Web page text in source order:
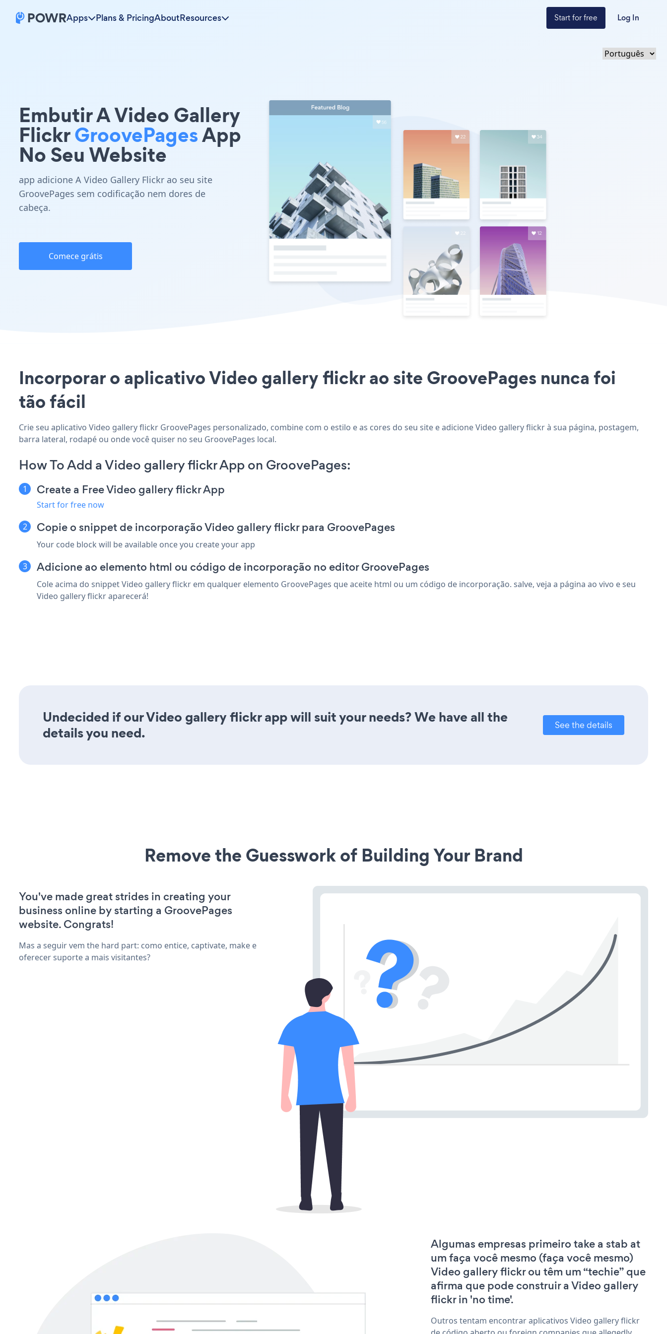
Apps Plans & PricingAboutResources Start for free Log In
Embutir A Video Gallery
FlickrGroovePagesApp
No Seu Website
app adicione A Video Gallery Flickr ao seu site
GroovePages sem codificação nem dores de
cabeça.
Comece grátis
Incorporar o aplicativo Video gallery flickr ao site GroovePages nunca foi
tão fácil
Crie seu aplicativo Video gallery flickr GroovePages personalizado, combine com o estilo e as cores do seu site e adicione Video gallery flickr à sua página, postagem,
barra lateral, rodapé ou onde você quiser no seu GroovePages local.
How To Add a Video gallery flickr App on GroovePages:
Create a Free Video gallery flickr App
Start for free now
Copie o snippet de incorporação Video gallery flickr para GroovePages
Your code block will be available once you create your app
Adicione ao elemento html ou código de incorporação no editor GroovePages
Cole acima do snippet Video gallery flickr em qualquer elemento GroovePages que aceite html ou um código de incorporação. salve, veja a página ao vivo e seu
Video gallery flickr aparecerá!
Undecided if our Video gallery flickr app will suit your needs? We have all the
details you need.
See the details
Remove the Guesswork of Building Your Brand
You've made great strides in creating your
business online by starting a GroovePages
website. Congrats!
Mas a seguir vem the hard part: como entice, captivate, make e
oferecer suporte a mais visitantes?
Algumas empresas primeiro take a stab at
um faça você mesmo (faça você mesmo)
Video gallery flickr ou têm um “techie” que
afirma que pode construir a Video gallery
flickr in 'no time'.
Outros tentam encontrar aplicativos Video gallery flickr